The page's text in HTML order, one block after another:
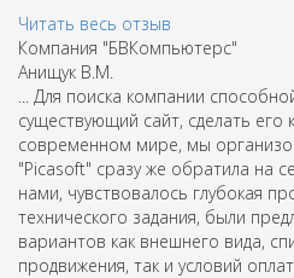
Читать весь отзыв
Компания "БВКомпьютерс"
Анищук В.М.
... Для поиска компании
существующий сайт, сделать его
современном мире, мы
"Picasoft" сразу же обратила на
нами, чувствовалось глубокая
технического задания, были
вариантов как внешнего вида,
продвижения, так и условий